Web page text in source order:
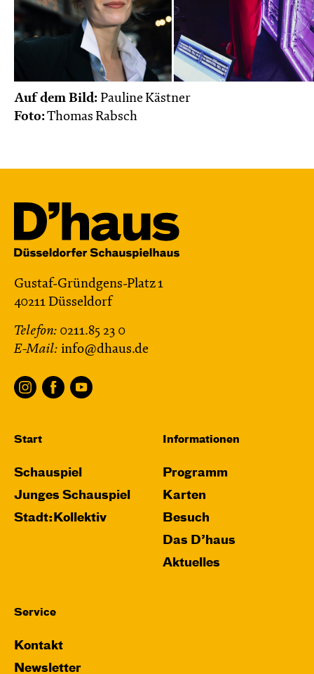
Auf dem Bild: Pauline Kästner
Foto:Thomas Rabsch
Gustaf-Gründgens-Platz 1
40211 Düsseldorf
Telefon: 0211.85 23 0
E-Mail: info@dhaus.de
Start
Schauspiel
Junges Schauspiel
Stadt:Kollektiv
Informationen
Programm
Karten
Besuch
Das D’haus
Aktuelles
Service
Kontakt
Newsletter